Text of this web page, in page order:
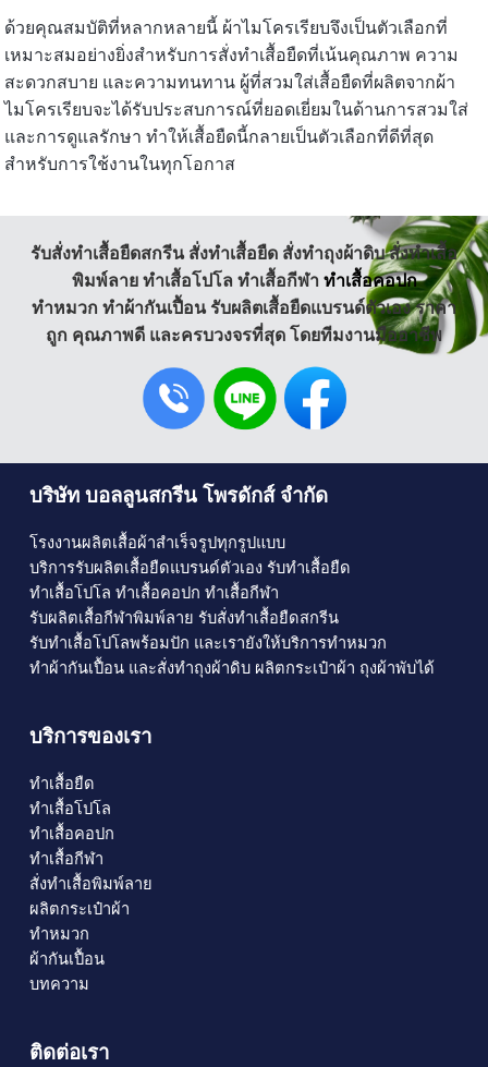
ด้วยคุณสมบัติที่หลากหลายนี้ ผ้าไมโครเรียบจึงเป็นตัวเลือกที่
เหมาะสมอย่างยิ่งสำหรับการสั่งทำเสื้อยืดที่เน้นคุณภาพ ความ
สะดวกสบาย และความทนทาน ผู้ที่สวมใส่เสื้อยืดที่ผลิตจากผ้า
ไมโครเรียบจะได้รับประสบการณ์ที่ยอดเยี่ยมในด้านการสวมใส่
และการดูแลรักษา ทำให้เสื้อยืดนี้กลายเป็นตัวเลือกที่ดีที่สุด
สำหรับการใช้งานในทุกโอกาส
รับสั่งทําเสื้อยืดสกรีน สั่งทำเสื้อยืด สั่งทำถุงผ้าดิบ สั่งทำเสื้อ
พิมพ์ลาย ทำเสื้อโปโล ทำเสื้อกีฬา ทำเสื้อคอปก
ทำหมวก ทำผ้ากันเปื้อน รับผลิตเสื้อยืดแบรนด์ตัวเองราคา
ถูก คุณภาพดี และครบวงจรที่สุด โดยทีมงานมืออาชีพ
บริษัท บอลลูนสกรีน โพรดักส์ จำกัด
โรงงานผลิตเสื้อผ้าสำเร็จรูปทุกรูปแบบ
บริการรับผลิตเสื้อยืดแบรนด์ตัวเองรับทำเสื้อยืด
ทำเสื้อโปโล ทำเสื้อคอปก ทำเสื้อกีฬา
รับผลิตเสื้อกีฬาพิมพ์ลาย รับสั่งทําเสื้อยืดสกรีน
รับทําเสื้อโปโลพร้อมปัก และเรายังให้บริการทำหมวก
ทำผ้ากันเปื้อน และสั่งทำถุงผ้าดิบ ผลิตกระเป๋าผ้า ถุงผ้าพับได้
บริการของเรา
ทำเสื้อยืด
ทำเสื้อโปโล
ทำเสื้อคอปก
ทำเสื้อกีฬา
สั่งทำเสื้อพิมพ์ลาย
ผลิตกระเป๋าผ้า
ทำหมวก
ผ้ากันเปื้อน
บทความ
ติดต่อเรา